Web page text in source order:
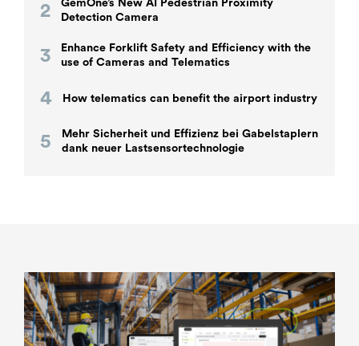
GemOne’s New AI Pedestrian Proximity
Detection Camera
Enhance Forklift Safety and Efficiency with the
use of Cameras and Telematics
How telematics can benefit the airport industry
Mehr Sicherheit und Effizienz bei Gabelstaplern
dank neuer Lastsensortechnologie